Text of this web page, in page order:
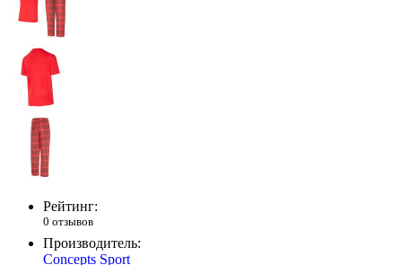
Рейтинг:
0 отзывов
Производитель:
Concepts Sport